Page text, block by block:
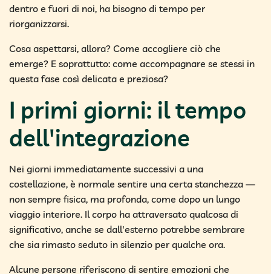
dentro e fuori di noi, ha bisogno di tempo per
riorganizzarsi.
Cosa aspettarsi, allora? Come accogliere ciò che
emerge? E soprattutto: come accompagnare se stessi in
questa fase così delicata e preziosa?
I primi giorni: il tempo
dell'integrazione
Nei giorni immediatamente successivi a una
costellazione, è normale sentire una certa stanchezza —
non sempre fisica, ma profonda, come dopo un lungo
viaggio interiore. Il corpo ha attraversato qualcosa di
significativo, anche se dall'esterno potrebbe sembrare
che sia rimasto seduto in silenzio per qualche ora.
Alcune persone riferiscono di sentire emozioni che